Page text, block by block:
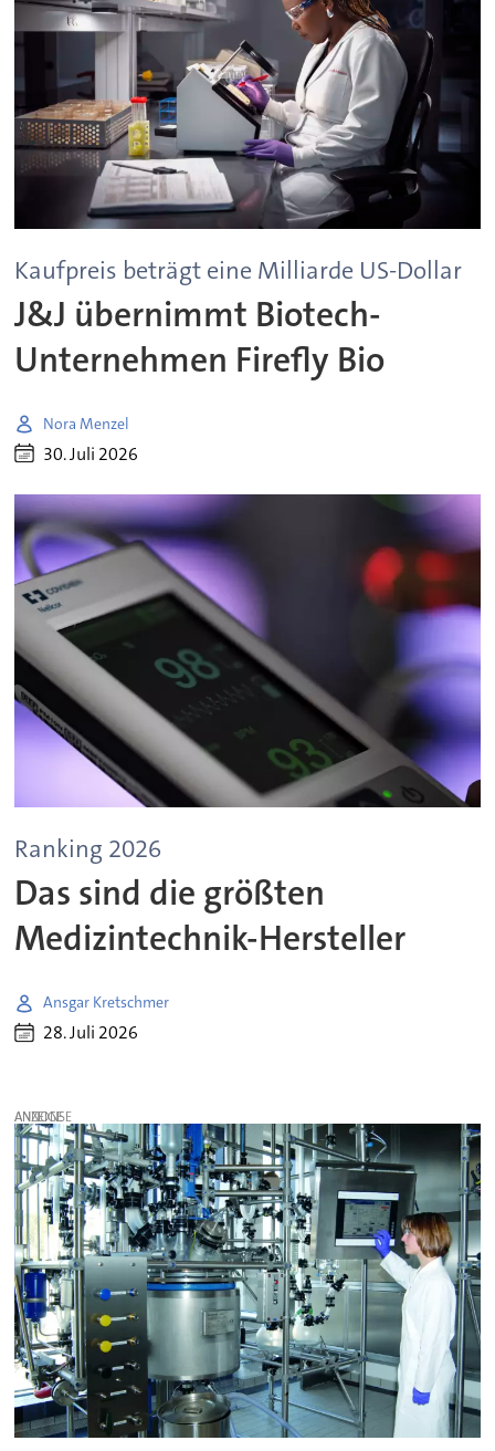
Kaufpreis beträgt eine Milliarde US-Dollar
J&J übernimmt Biotech-
Unternehmen Firefly Bio
Nora Menzel
30. Juli 2026
Ranking 2026
Das sind die größten
Medizintechnik-Hersteller
Ansgar Kretschmer
28. Juli 2026
ANZEIGE